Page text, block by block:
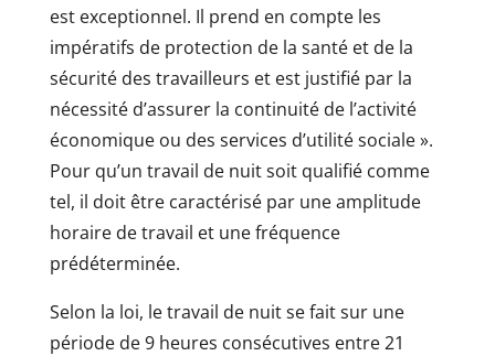
est exceptionnel. Il prend en compte les
impératifs de protection de la santé et de la
sécurité des travailleurs et est justifié par la
nécessité d’assurer la continuité de l’activité
économique ou des services d’utilité sociale ».
Pour qu’un travail de nuit soit qualifié comme
tel, il doit être caractérisé par une amplitude
horaire de travail et une fréquence
prédéterminée.
Selon la loi, le travail de nuit se fait sur une
période de 9 heures consécutives entre 21